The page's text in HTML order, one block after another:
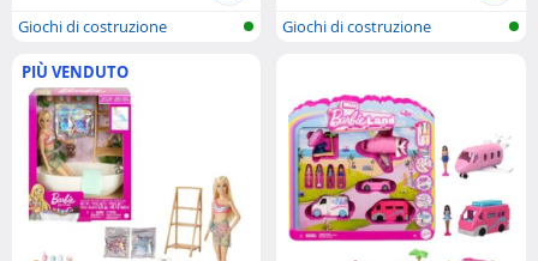
Giochi di costruzione
Giochi di costruzione
PIÙ VENDUTO